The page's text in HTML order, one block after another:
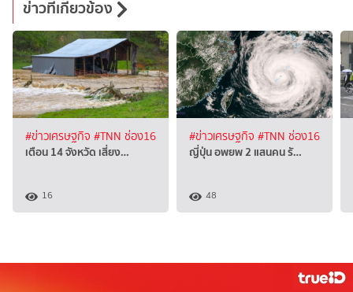
ข่าวที่เกี่ยวข้อง
#ข่าวเศรษฐกิจ #TNN ช่อง16
เตือน 14 จังหวัด เสี่ยง…
16
#ข่าวเศรษฐกิจ #TNN ช่อง16
ญี่ปุ่น อพยพ 2 แสนคน รั…
48